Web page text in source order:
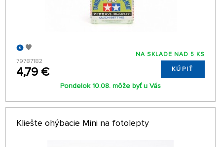
79787182
4,79 €
NA SKLADE NAD 5 KS
KÚPIŤ
Pondelok 10.08. môže byť u Vás
Kliešte ohýbacie Mini na fotolepty